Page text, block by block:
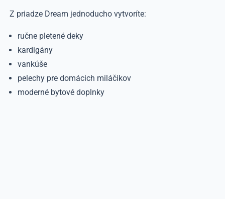
Z priadze Dream jednoducho vytvoríte:
ručne pletené deky
kardigány
vankúše
pelechy pre domácich miláčikov
moderné bytové doplnky